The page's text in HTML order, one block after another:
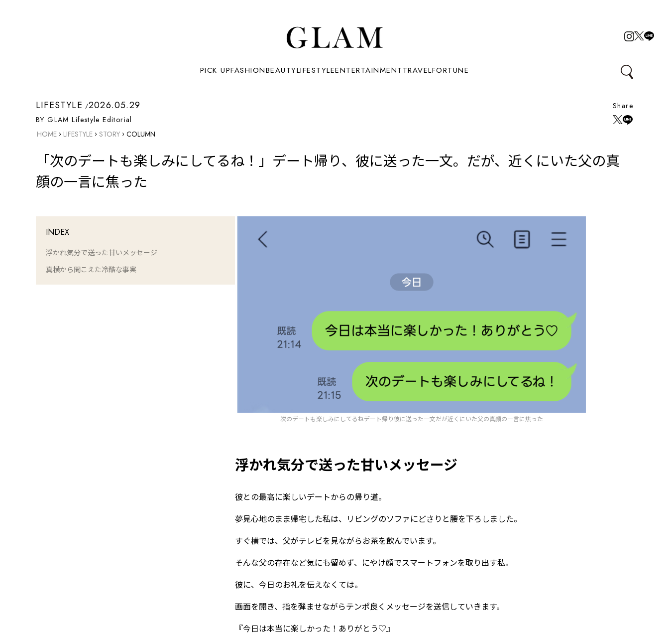
PICK UPFASHIONBEAUTYLIFESTYLEENTERTAINMENTTRAVELFORTUNE
LIFESTYLE 2026.05.29
BY GLAM Lifestyle Editorial
Share
HOME › LIFESTYLE › STORY › COLUMN
「次のデートも楽しみにしてるね！」デート帰り、彼に送った一文。だが、近くにいた父の真
顔の一言に焦った
INDEX
浮かれ気分で送った甘いメッセージ
真横から聞こえた冷酷な事実
次のデートも楽しみにしてるねデート帰り彼に送った一文だが近くにいた父の真顔の一言に焦った
浮かれ気分で送った甘いメッセージ
彼との最高に楽しいデートからの帰り道。
夢見心地のまま帰宅した私は、リビングのソファにどさりと腰を下ろしました。
すぐ横では、父がテレビを見ながらお茶を飲んでいます。
そんな父の存在など気にも留めず、にやけ顔でスマートフォンを取り出す私。
彼に、今日のお礼を伝えなくては。
画面を開き、指を弾ませながらテンポ良くメッセージを送信していきます。
『今日は本当に楽しかった！ありがとう♡』